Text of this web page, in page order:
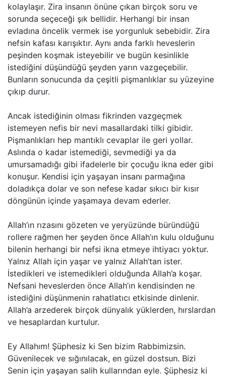
kolaylaşır. Zira insanın önüne çıkan birçok soru ve
sorunda seçeceği şık bellidir. Herhangi bir insan
evladına öncelik vermek ise yorgunluk sebebidir. Zira
nefsin kafası karışıktır. Aynı anda farklı heveslerin
peşinden koşmak isteyebilir ve bugün kesinlikle
istediğini düşündüğü şeyden yarın vazgeçebilir.
Bunların sonucunda da çeşitli pişmanlıklar su yüzeyine
çıkıp durur.
Ancak istediğinin olması fikrinden vazgeçmek
istemeyen nefis bir nevi masallardaki tilki gibidir.
Pişmanlıkları hep mantıklı cevaplar ile geri yollar.
Aslında o kadar istemediği, sevmediği ya da
umursamadığı gibi ifadelerle bir çocuğu ikna eder gibi
konuşur. Kendisi için yaşayan insanı parmağına
doladıkça dolar ve son nefese kadar sıkıcı bir kısır
döngünün içinde yaşamaya devam ederler.
Allah’ın rızasını gözeten ve yeryüzünde büründüğü
rollere rağmen her şeyden önce Allah’ın kulu olduğunu
bilenin herhangi bir nefsi ikna etmeye ihtiyacı yoktur.
Yalnız Allah için yaşar ve yalnız Allah’tan ister.
İstedikleri ve istemedikleri olduğunda Allah’a koşar.
Nefsani heveslerden önce Allah’ın kendisinden ne
istediğini düşünmenin rahatlatıcı etkisinde dinlenir.
Allah’a arzederek birçok dünyalık yüklerden, hırslardan
ve hesaplardan kurtulur.
Ey Allahım! Şüphesiz ki Sen bizim Rabbimizsin.
Güvenilecek ve sığınılacak, en güzel dostsun. Bizi
Senin için yaşayan salih kullarından eyle. Şüphesiz ki